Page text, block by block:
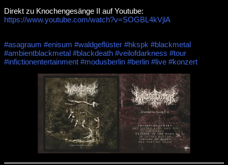
Direkt zu Knochengesänge II auf Youtube:
https://www.youtube.com/watch?v=SOGBL4kVjlA
#asagraum #enisum #waldgeflüster #hkspk #blackmetal
#ambientblackmetal #blackdeath #veilofdarkness #tour
#infictionentertainment #modusberlin #berlin #live #konzert